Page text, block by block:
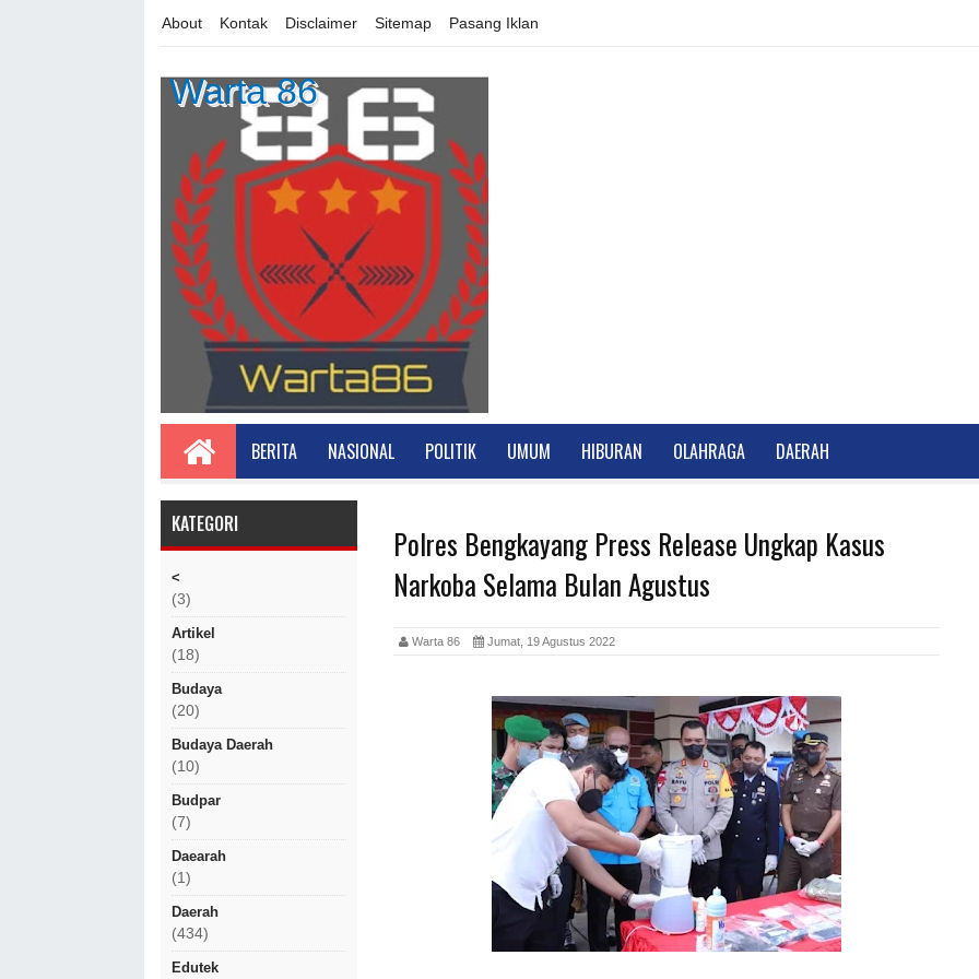
About Kontak Disclaimer Sitemap Pasang Iklan
Warta 86
BERITA NASIONAL POLITIK UMUM HIBURAN OLAHRAGA DAERAH
KATEGORI
<
(3)
Artikel
(18)
Budaya
(20)
Budaya Daerah
(10)
Budpar
(7)
Daearah
(1)
Daerah
(434)
Edutek
Polres Bengkayang Press Release Ungkap Kasus
Narkoba Selama Bulan Agustus
Warta 86 Jumat, 19 Agustus 2022